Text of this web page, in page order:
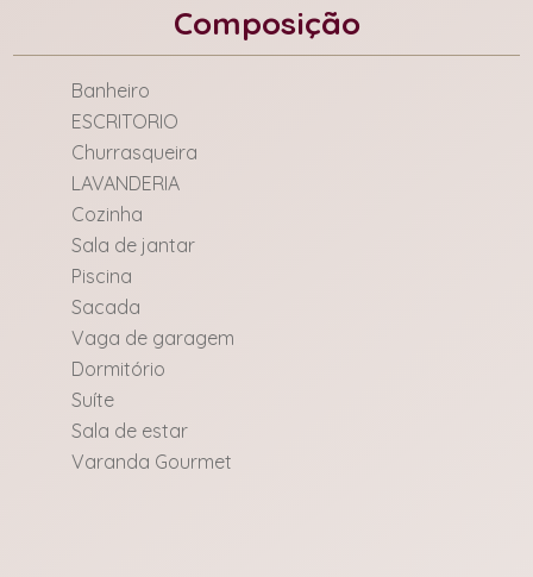
Composição
Banheiro
ESCRITORIO
Churrasqueira
LAVANDERIA
Cozinha
Sala de jantar
Piscina
Sacada
Vaga de garagem
Dormitório
Suíte
Sala de estar
Varanda Gourmet